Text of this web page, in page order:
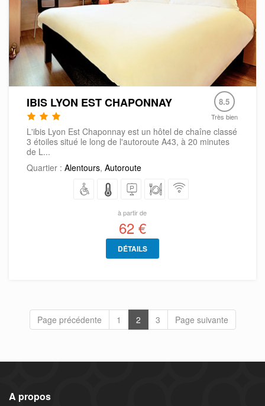
IBIS LYON EST CHAPONNAY 8.5
Très bien
L'ibis Lyon Est Chaponnay est un hôtel de chaîne classé
3 étoiles situé le long de l'autoroute A43, à 20 minutes
de L...
Quartier : Alentours, Autoroute
à partir de
62 €
DÉTAILS
Page précédente 1 2 3 Page suivante
A propos